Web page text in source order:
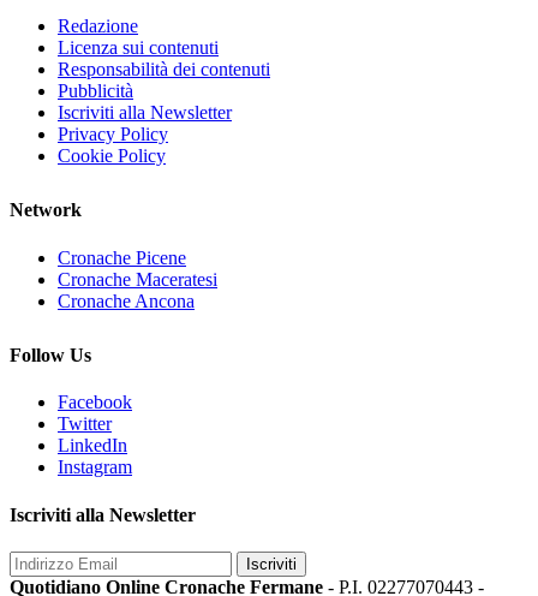
Redazione
Licenza sui contenuti
Responsabilità dei contenuti
Pubblicità
Iscriviti alla Newsletter
Privacy Policy
Cookie Policy
Network
Cronache Picene
Cronache Maceratesi
Cronache Ancona
Follow Us
Facebook
Twitter
LinkedIn
Instagram
Iscriviti alla Newsletter
Iscriviti
Quotidiano Online Cronache Fermane - P.I. 02277070443 -